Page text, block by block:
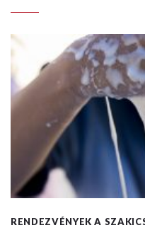
RENDEZVÉNYEK A